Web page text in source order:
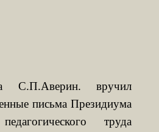
С.П.Аверин. вручил
письма Президиума
труда